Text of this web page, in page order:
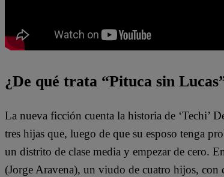
¿De qué trata “Pituca sin
La nueva ficción cuenta la historia de ‘Techi’
tres hijas que, luego de que su esposo tenga
un distrito de clase media y empezar de cero.
(Jorge Aravena), un viudo de cuatro hijos, con